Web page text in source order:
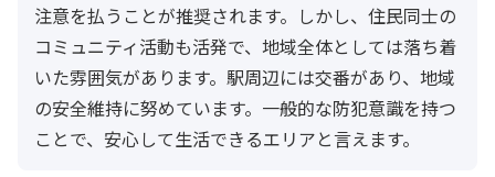
注意を払うことが推奨されます。しかし、住民同士の
コミュニティ活動も活発で、地域全体としては落ち着
いた雰囲気があります。駅周辺には交番があり、地域
の安全維持に努めています。一般的な防犯意識を持つ
ことで、安心して生活できるエリアと言えます。